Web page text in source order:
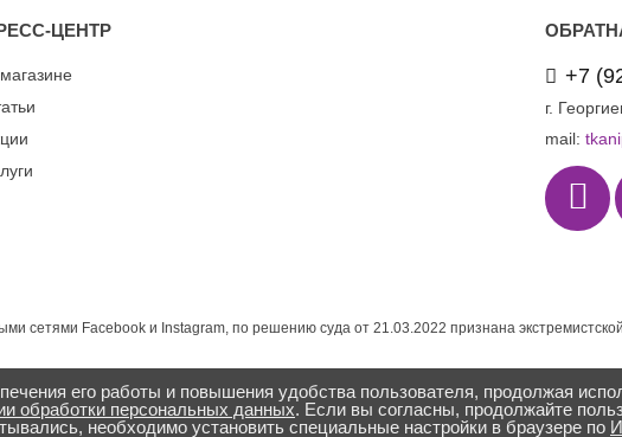
ЦЕНТР
+7
г.
mail:
сетями Facebook и Instagram, по решению суда от 21.03.2022 признана
Заказать звонок
его работы и повышения удобства пользователя, продолжая
обработки персональных данных. Если вы согласны, продолжайте
необходимо установить специальные настройки в браузере по